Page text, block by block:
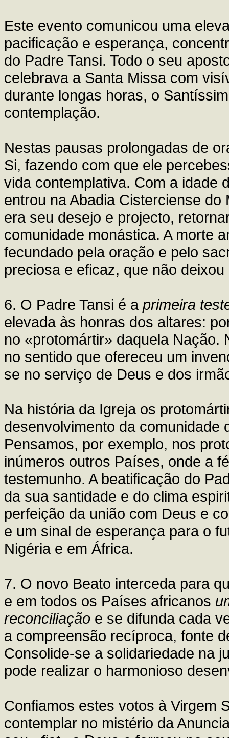
Este evento comunicou uma
pacificação e esperança,
do Padre Tansi. Todo o seu
celebrava a Santa Missa com
durante longas horas, o
contemplação.
Nestas pausas prolongadas de
Si, fazendo com que ele
vida contemplativa. Com a idade
entrou na Abadia Cisterciense
era seu desejo e projecto,
comunidade monástica. A morte
fecundado pela oração e pelo
preciosa e eficaz, que não
6. O Padre Tansi é a primeira
elevada às honras dos altares:
no «protomártir» daquela Nação.
no sentido que ofereceu um
se no serviço de Deus e dos
Na história da Igreja os
desenvolvimento da comunidade
Pensamos, por exemplo, nos
inúmeros outros Países, onde a
testemunho. A beatificação do
da sua santidade e do clima
perfeição da união com Deus e
e um sinal de esperança para o
Nigéria e em África.
7. O novo Beato interceda para
e em todos os Países africanos
reconciliação e se difunda cada
a compreensão recíproca, fonte
Consolide-se a solidariedade na
pode realizar o harmonioso
Confiamos estes votos à Virgem
contemplar no mistério da